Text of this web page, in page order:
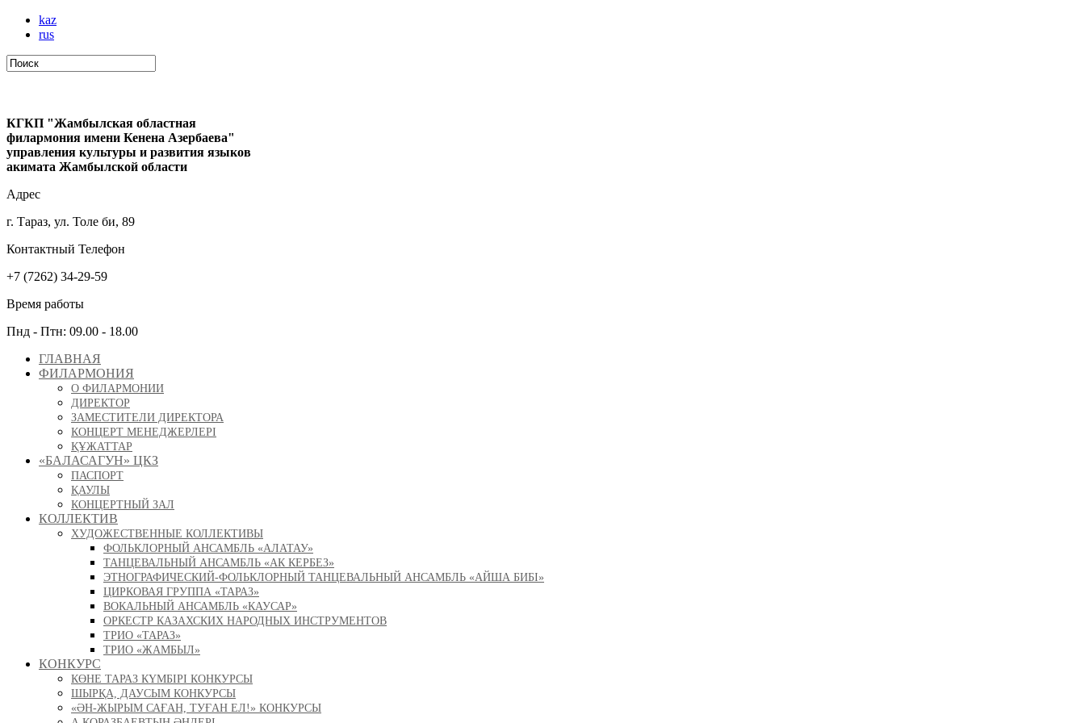
kaz
rus
КГКП "Жамбылская областная
филармония имени Кенена Азербаева"
управления культуры и развития языков
акимата Жамбылской области
Адрес
г. Тараз, ул. Толе би, 89
Контактный Телефон
+7 (7262) 34-29-59
Время работы
Пнд - Птн: 09.00 - 18.00
ГЛАВНАЯ
ФИЛАРМОНИЯ
О ФИЛАРМОНИИ
ДИРЕКТОР
ЗАМЕСТИТЕЛИ ДИРЕКТОРА
КОНЦЕРТ МЕНЕДЖЕРЛЕРІ
ҚҰЖАТТАР
«БАЛАСАГУН» ЦКЗ
ПАСПОРТ
ҚАУЛЫ
КОНЦЕРТНЫЙ ЗАЛ
КОЛЛЕКТИВ
ХУДОЖЕСТВЕННЫЕ КОЛЛЕКТИВЫ
ФОЛЬКЛОРНЫЙ АНСАМБЛЬ «АЛАТАУ»
ТАНЦЕВАЛЬНЫЙ АНСАМБЛЬ «АК КЕРБЕЗ»
ЭТНОГРАФИЧЕСКИЙ-ФОЛЬКЛОРНЫЙ ТАНЦЕВАЛЬНЫЙ АНСАМБЛЬ «АЙША БИБІ»
ЦИРКОВАЯ ГРУППА «ТАРАЗ»
ВОКАЛЬНЫЙ АНСАМБЛЬ «КАУСАР»
ОРКЕСТР КАЗАХСКИХ НАРОДНЫХ ИНСТРУМЕНТОВ
ТРИО «ТАРАЗ»
ТРИО «ЖАМБЫЛ»
КОНКУРС
КӨНЕ ТАРАЗ КҮМБІРІ КОНКУРСЫ
ШЫРҚА, ДАУСЫМ КОНКУРСЫ
«ӘН-ЖЫРЫМ САҒАН, ТУҒАН ЕЛ!» КОНКУРСЫ